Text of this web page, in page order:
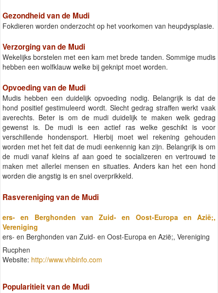
Gezondheid van de Mudi
Fokdieren worden onderzocht op het voorkomen van heupdysplasie.
Verzorging van de Mudi
Wekelijks borstelen met een kam met brede tanden. Sommige mudis
hebben een wolfklauw welke bij geknipt moet worden.
Opvoeding van de Mudi
Mudis hebben een duidelijk opvoeding nodig. Belangrijk is dat de
hond positief gestimuleerd wordt. Slecht gedrag straffen werkt vaak
averechts. Beter is om de mudi duidelijk te maken welk gedrag
gewenst is. De mudi is een actief ras welke geschikt is voor
verschillende hondensport. Hierbij moet wel rekening gehouden
worden met het feit dat de mudi eenkennig kan zijn. Belangrijk is om
de mudi vanaf kleins af aan goed te socializeren en vertrouwd te
maken met allerlei mensen en situaties. Anders kan het een hond
worden die angstig is en snel overprikkeld.
Rasvereniging van de Mudi
ers- en Berghonden van Zuid- en Oost-Europa en Azië;,
Vereniging
ers- en Berghonden van Zuid- en Oost-Europa en Azië;, Vereniging
Rucphen
Website: http://www.vhbinfo.com
Popularitieit van de Mudi